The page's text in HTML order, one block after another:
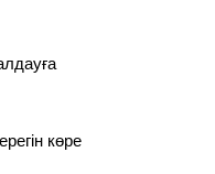
көре